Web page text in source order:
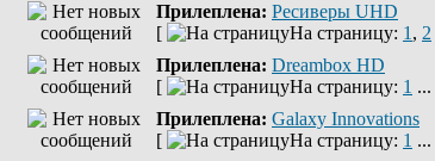
Прилеплена: Ресиверы UHD
[
На страницу: 1 , 2
Прилеплена: Dreambox HD
[
На страницу: 1 ...
Прилеплена: Galaxy Innovations
[
На страницу: 1 ...